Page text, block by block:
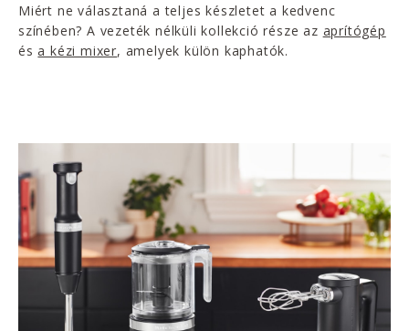
Miért ne választaná a teljes készletet a kedvenc
színében? A vezeték nélküli kollekció része az aprítógép
ésa kézi mixer, amelyek külön kaphatók.